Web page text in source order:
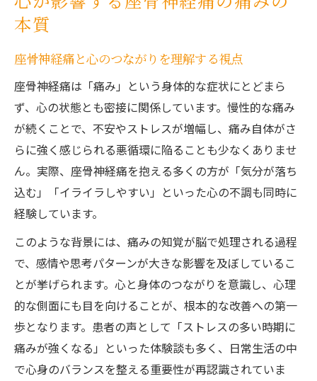
ム
座骨神経痛とストレス悪循環の心理的関係
ストレスによる座骨神経痛の悪循環を解説
座骨神経痛と心理的ストレスの密接な関係
日常ストレスが座骨神経痛を悪化させる理
由
ストレス悪循環が座骨神経痛に与える影響
ストレス管理と座骨神経痛緩和のヒント
痛みを増幅させる思考パターンを見直すヒント
座骨神経痛と反すう思考の悪影響を見直す
ネガティブ思考が座骨神経痛を強める理由
座骨神経痛の痛みと認知の歪みの関係
思考パターンの改善で座骨神経痛に向き合
う
座骨神経痛に効果的な認知行動療法の活用
本質
座骨神経痛と心のつながりを理解する視点
座骨神経痛は「痛み」という身体的な症状にとどまら
ず、心の状態とも密接に関係しています。慢性的な痛み
が続くことで、不安やストレスが増幅し、痛み自体がさ
らに強く感じられる悪循環に陥ることも少なくありませ
ん。実際、座骨神経痛を抱える多くの方が「気分が落ち
込む」「イライラしやすい」といった心の不調も同時に
経験しています。
このような背景には、痛みの知覚が脳で処理される過程
で、感情や思考パターンが大きな影響を及ぼしているこ
とが挙げられます。心と身体のつながりを意識し、心理
的な側面にも目を向けることが、根本的な改善への第一
歩となります。患者の声として「ストレスの多い時期に
痛みが強くなる」といった体験談も多く、日常生活の中
で心身のバランスを整える重要性が再認識されていま